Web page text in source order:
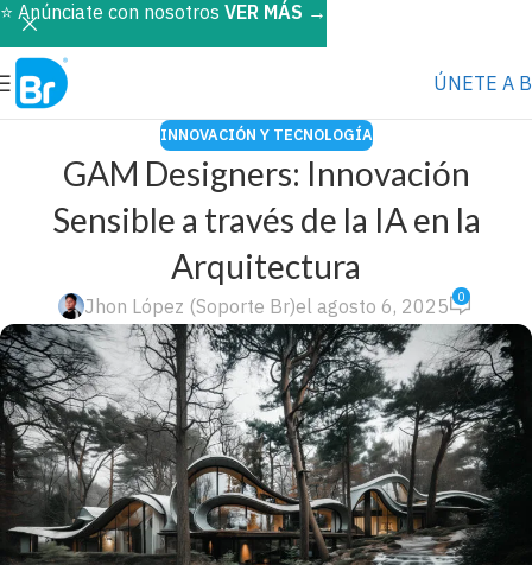
ÚNETE A
INNOVACIÓN Y TECNOLOGÍA
GAM Designers: Innovación
Sensible a través de la IA en la
Arquitectura
Jhon López (Soporte Br)el agosto 6, 2025 0
⭐️ Anúnciate con nosotros VER MÁS →